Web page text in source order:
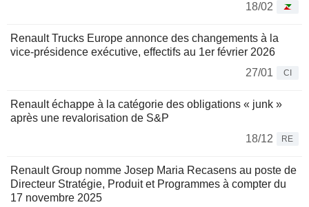
18/02
Renault Trucks Europe annonce des changements à la
vice-présidence exécutive, effectifs au 1er février 2026
27/01
CI
Renault échappe à la catégorie des obligations « junk »
après une revalorisation de S&P
18/12
RE
Renault Group nomme Josep Maria Recasens au poste de
Directeur Stratégie, Produit et Programmes à compter du
17 novembre 2025